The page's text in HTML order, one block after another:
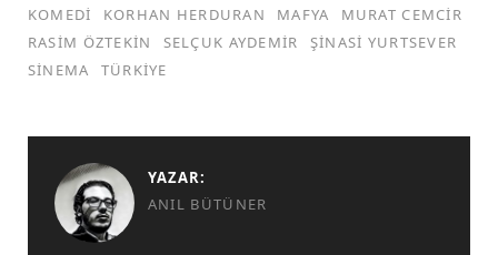
KOMEDI
KORHAN HERDURAN MAFYA
MURAT CEMCIR
RASIM ÖZTEKIN
SELÇUK AYDEMIR
ŞINASI YURTSEVER
SINEMA
TÜRKIYE
YAZAR:
ANIL BÜTÜNER